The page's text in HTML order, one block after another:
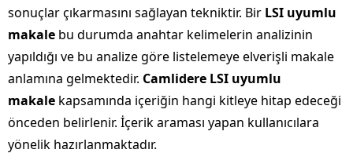
sonuçlar çıkarmasını sağlayan tekniktir. Bir LSI uyumlu
makale bu durumda anahtar kelimelerin analizinin
yapıldığı ve bu analize göre listelemeye elverişli makale
anlamına gelmektedir. Camlidere LSI uyumlu
makale kapsamında içeriğin hangi kitleye hitap edeceği
önceden belirlenir. İçerik araması yapan kullanıcılara
yönelik hazırlanmaktadır.